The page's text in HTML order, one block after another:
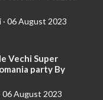
#protv #voyo
@erstudioo
Trending 2023
· 06 August 2023
Vechi Super
party By
🎚️❌ 29. April 2023
06 August 2023